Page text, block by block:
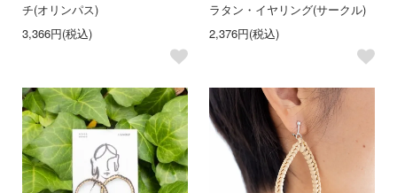
チ(オリンパス)
3,366円(税込)
ラタン・イヤリング(サークル)
2,376円(税込)